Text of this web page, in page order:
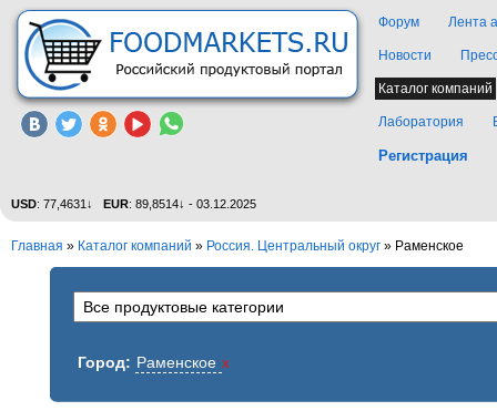
Форум Лента
Новости
Каталог компаний
Лаборатория
Регистрация
USD: 77,4631↓ EUR: 89,8514↓ - 03.12.2025
Главная » Каталог компаний » Россия. Центральный округ » Раменское
Город: Раменское x